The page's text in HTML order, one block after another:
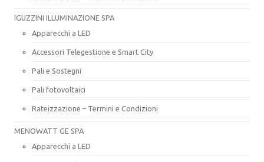
IGUZZINI ILLUMINAZIONE SPA
Apparecchi a LED
Accessori Telegestione e Smart City
Pali e Sostegni
Pali fotovoltaici
Rateizzazione – Termini e Condizioni
MENOWATT GE SPA
Apparecchi a LED